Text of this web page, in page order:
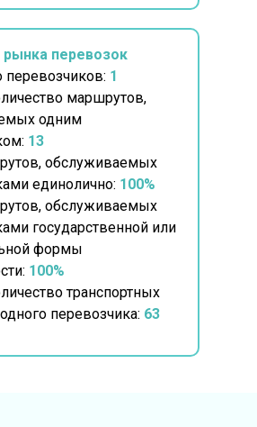
перевозок
перевозчиков: 1
маршрутов,
одним
13
обслуживаемых
единолично: 100%
обслуживаемых
государственной или
формы
100%
транспортных
перевозчика: 63